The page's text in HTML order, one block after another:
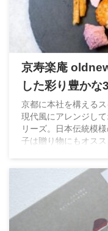
京寿楽庵
した彩り豊かな
京都に本社を構える
現代風にアレンジし
リーズ。日本伝統模
子は贈り物にもオスス